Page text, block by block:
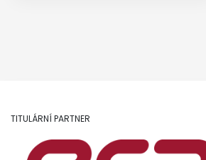
TITULÁRNÍ PARTNER